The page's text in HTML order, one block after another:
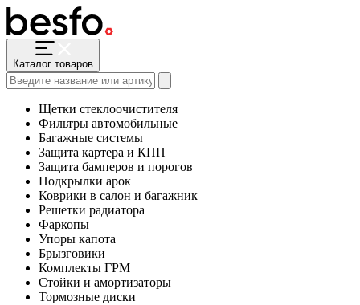
Каталог товаров
Щетки стеклоочистителя
Фильтры автомобильные
Багажные системы
Защита картера и КПП
Защита бамперов и порогов
Подкрылки арок
Коврики в салон и багажник
Решетки радиатора
Фаркопы
Упоры капота
Брызговики
Комплекты ГРМ
Стойки и амортизаторы
Тормозные диски